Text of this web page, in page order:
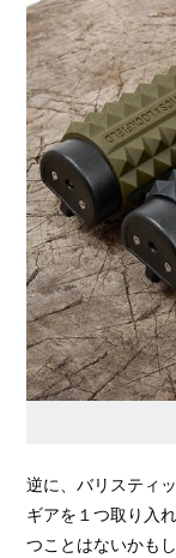
逆に、バリスティ
ギアを１つ取り入
つことはないかもし